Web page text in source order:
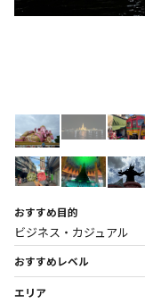
おすすめ目的
ビジネス・カジュアル
おすすめレベル
エリア